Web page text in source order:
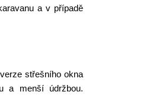
a v případě
střešního okna
a menší údržbou.